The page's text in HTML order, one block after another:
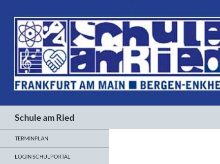
Schule am Ried
TERMINPLAN
LOGIN SCHULPORTAL